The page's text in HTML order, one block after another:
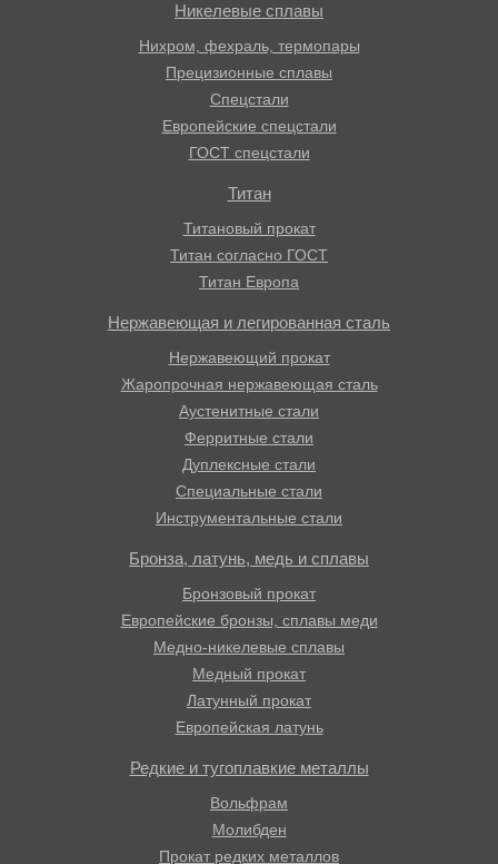
Никелевые сплавы
Нихром, фехраль, термопары
Прецизионные сплавы
Спецстали
Европейские спецстали
ГОСТ спецстали
Титан
Титановый прокат
Титан согласно ГОСТ
Титан Европа
Нержавеющая и легированная сталь
Нержавеющий прокат
Жаропрочная нержавеющая сталь
Аустенитные стали
Ферритные стали
Дуплексные стали
Специальные стали
Инструментальные стали
Бронза, латунь, медь и сплавы
Бронзовый прокат
Европейские бронзы, сплавы меди
Медно-никелевые сплавы
Медный прокат
Латунный прокат
Европейская латунь
Редкие и тугоплавкие металлы
Вольфрам
Молибден
Прокат редких металлов